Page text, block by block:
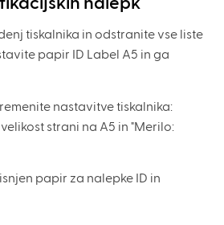
tiskalnika in odstranite vse liste
papir ID Label A5 in ga
nastavitve tiskalnika:
strani na A5 in "Merilo:
papir za nalepke ID in